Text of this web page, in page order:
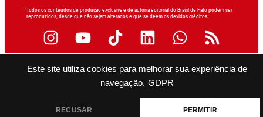
Este site utiliza cookies para melhorar sua experiência de
navegação. GDPR
RECUSAR PERMITIR
Todos os conteúdos de produção exclusiva e de autoria editorial do Brasil de Fato podem ser
reproduzidos, desde que não sejam alterados e que se deem os devidos créditos.